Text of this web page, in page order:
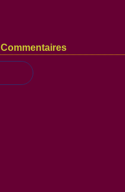
Commentaires